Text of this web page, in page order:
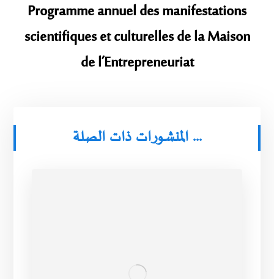
Programme annuel des manifestations
scientifiques et culturelles de la Maison
de l’Entrepreneuriat
المنشورات ذات الصلة ...